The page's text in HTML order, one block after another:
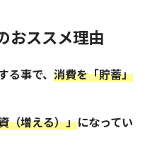
おススメ理由
事で、 消費を「貯蓄」
（増える）」になってい